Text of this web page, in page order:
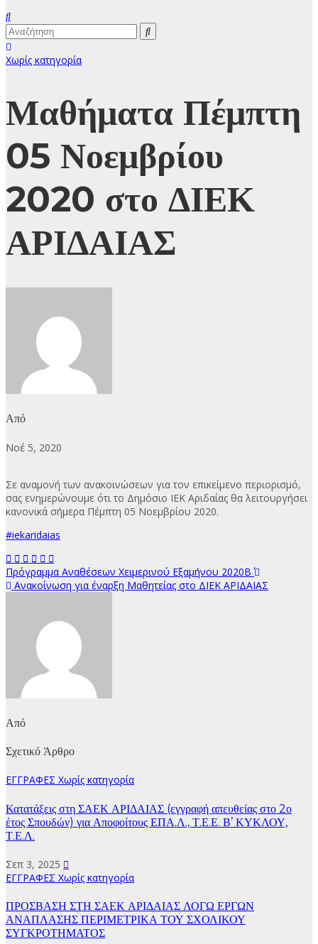
Χωρίς κατηγορία
Μαθήματα Πέμπτη
05 Νοεμβρίου
2020 στο ΔΙΕΚ
ΑΡΙΔΑΙΑΣ
Από
Νοέ 5, 2020
Σε αναμονή των ανακοινώσεων για τον επικείμενο περιορισμό,
σας ενημερώνουμε ότι το Δημόσιο ΙΕΚ Αριδαίας θα λειτουργήσει
κανονικά σήμερα Πέμπτη 05 Νοεμβρίου 2020.
#iekaridaias
Πλοήγηση
Πρόγραμμα Αναθέσεων Χειμερινού Εξαμήνου 2020Β΄
Ανακοίνωση για έναρξη Μαθητείας στο ΔΙΕΚ ΑΡΙΔΑΙΑΣ
Από
Σχετικό Άρθρο
ΕΓΓΡΑΦΕΣ Χωρίς κατηγορία
Κατατάξεις στη ΣΑΕΚ ΑΡΙΔΑΙΑΣ (εγγραφή απευθείας στο 2ο
έτος Σπουδών) για Αποφοίτους ΕΠΑ.Λ., Τ.Ε.Ε. Β’ ΚΥΚΛΟΥ,
Τ.Ε.Λ.
Σεπ 3, 2025
ΕΓΓΡΑΦΕΣ Χωρίς κατηγορία
ΠΡΟΣΒΑΣΗ ΣΤΗ ΣΑΕΚ ΑΡΙΔΑΙΑΣ ΛΟΓΩ ΕΡΓΩΝ
ΑΝΑΠΛΑΣΗΣ ΠΕΡΙΜΕΤΡΙΚΑ ΤΟΥ ΣΧΟΛΙΚΟΥ
ΣΥΓΚΡΟΤΗΜΑΤΟΣ